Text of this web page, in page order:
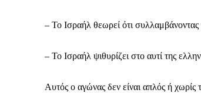
– Το Ισραήλ θεωρεί ότι συλλαμβάνοντας
– Το Ισραήλ ψιθυρίζει στο αυτί της
Αυτός ο αγώνας δεν είναι απλός ή